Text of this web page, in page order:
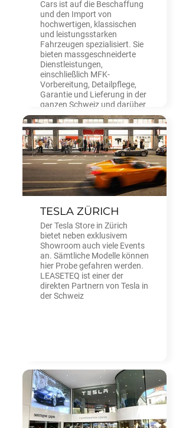
Cars ist auf die Beschaffung
und den Import von
hochwertigen, klassischen
und leistungsstarken
Fahrzeugen spezialisiert. Sie
bieten massgeschneiderte
Dienstleistungen,
einschließlich MFK-
Vorbereitung, Detailpflege,
Garantie und Lieferung in der
ganzen Schweiz und darüber
hinaus.
TESLA ZÜRICH
Der Tesla Store in Zürich
bietet neben exklusivem
Showroom auch viele Events
an. Sämtliche Modelle können
hier Probe gefahren werden.
LEASETEQ ist einer der
direkten Partnern von Tesla in
der Schweiz